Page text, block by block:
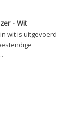
- Wit
wit is uitgevoerd